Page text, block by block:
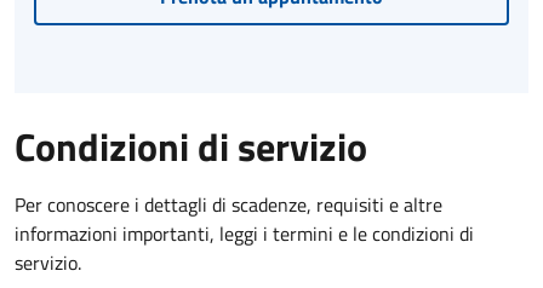
Condizioni di servizio
Per conoscere i dettagli di scadenze, requisiti e altre
informazioni importanti, leggi i termini e le condizioni di
servizio.